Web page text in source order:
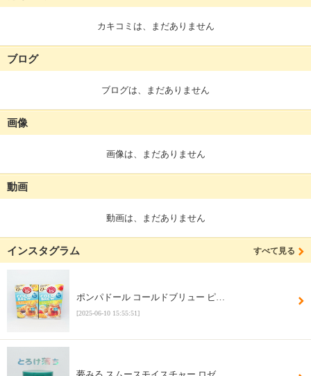
カキコミは、まだありません
ブログ
ブログは、まだありません
画像
画像は、まだありません
動画
動画は、まだありません
インスタグラム すべて見る
ポンパドール コールドブリュー ピ…
[2025-06-10 15:55:51]